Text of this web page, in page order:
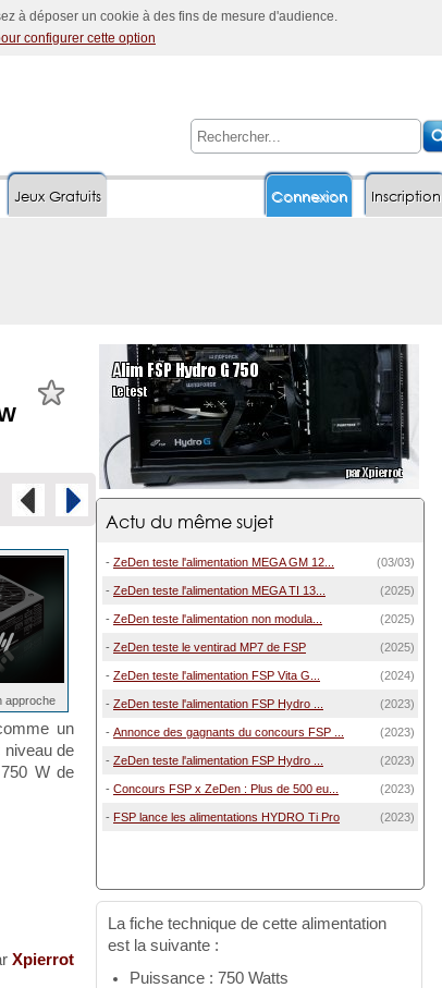
à déposer un cookie à des fins de mesure d'audience.
configurer cette option
Inscription
Connexion
Jeux Gratuits
approche
un
niveau de
W de
Xpierrot
Actu du même sujet
- ZeDen teste l'alimentation MEGA GM 12... (03/03)
- ZeDen teste l'alimentation MEGA TI 13... (2025)
- ZeDen teste l'alimentation non modula... (2025)
- ZeDen teste le ventirad MP7 de FSP (2025)
- ZeDen teste l'alimentation FSP Vita G... (2024)
- ZeDen teste l'alimentation FSP Hydro ... (2023)
- Annonce des gagnants du concours FSP ... (2023)
- ZeDen teste l'alimentation FSP Hydro ... (2023)
- Concours FSP x ZeDen : Plus de 500 eu... (2023)
- FSP lance les alimentations HYDRO Ti Pro (2023)
La fiche technique de cette alimentation
est la suivante :
Puissance : 750 Watts